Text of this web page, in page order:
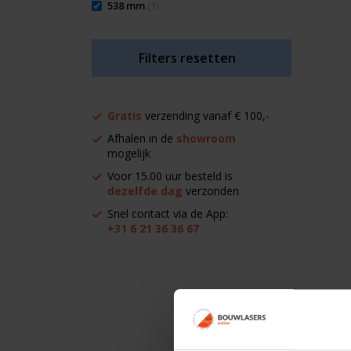
538 mm
Filters resetten
Gratis verzending vanaf € 100,-
Afhalen in de showroom
mogelijk
Voor 15.00 uur besteld is
dezelfde dag verzonden
Snel contact via de App:
+31 6 21 36 36 67
Nedo